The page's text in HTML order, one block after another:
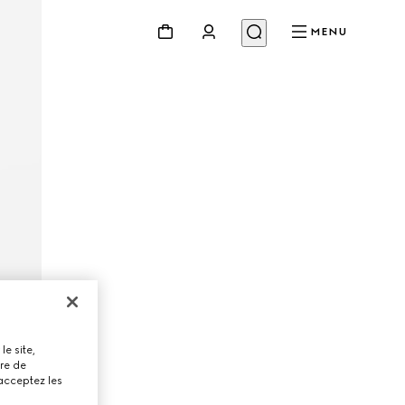
MENU
site,
de
les